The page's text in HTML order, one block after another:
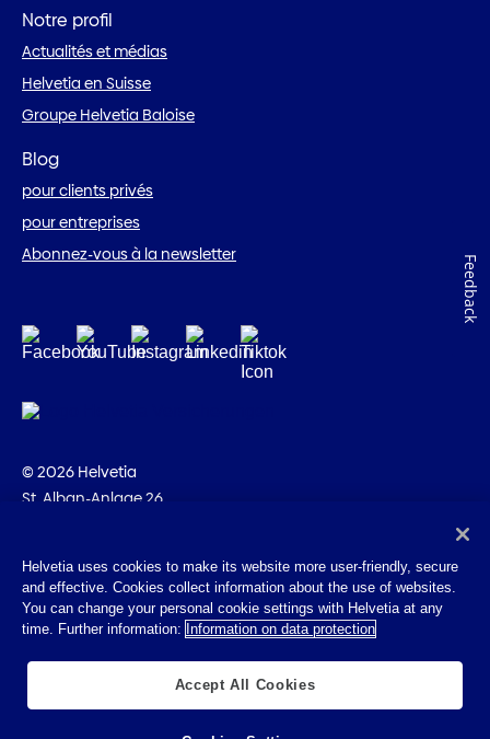
Notre profil
Actualités et médias
Helvetia en Suisse
Groupe Helvetia Baloise
Blog
pour clients privés
pour entreprises
Abonnez-vous à la newsletter
© 2026 Helvetia
St. Alban-Anlage 26
Impressum
Indications juridiques
Helvetia uses cookies to make its website more user-friendly, secure
and effective. Cookies collect information about the use of websites.
You can change your personal cookie settings with Helvetia at any
time. Further information: Information on data protection
Accept All Cookies
Feedback